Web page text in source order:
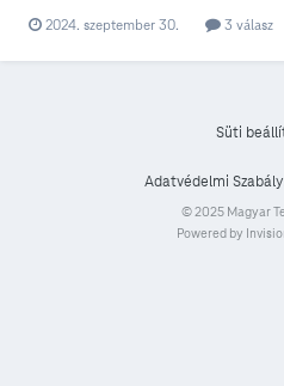
már hívtak ugyanezért sokan, hogy
2024. szeptember 30. 3 válasz
Süti
Adatvédelmi
© 2025 Magyar
Powered by